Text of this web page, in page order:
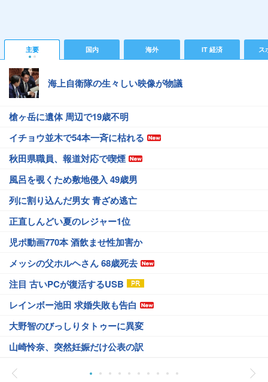
主要 国内 海外 IT 経済 ス
海上自衛隊の生々しい映像が物議
槍ヶ岳に遺体 周辺で19歳不明
イチョウ並木で54本一斉に枯れる
秋田県職員、報道対応で喫煙
風呂を覗くため敷地侵入 49歳男
列に割り込んだ男女 青ざめ逃亡
正直しんどい夏のレジャー1位
児ポ動画770本 酒飲ませ性加害か
メッシの父ホルヘさん 68歳死去
注目 古いPCが復活するUSB
レインボー池田 求婚失敗も告白
大野智のびっしりタトゥーに異変
山崎怜奈、突然妊娠だけ公表の訳